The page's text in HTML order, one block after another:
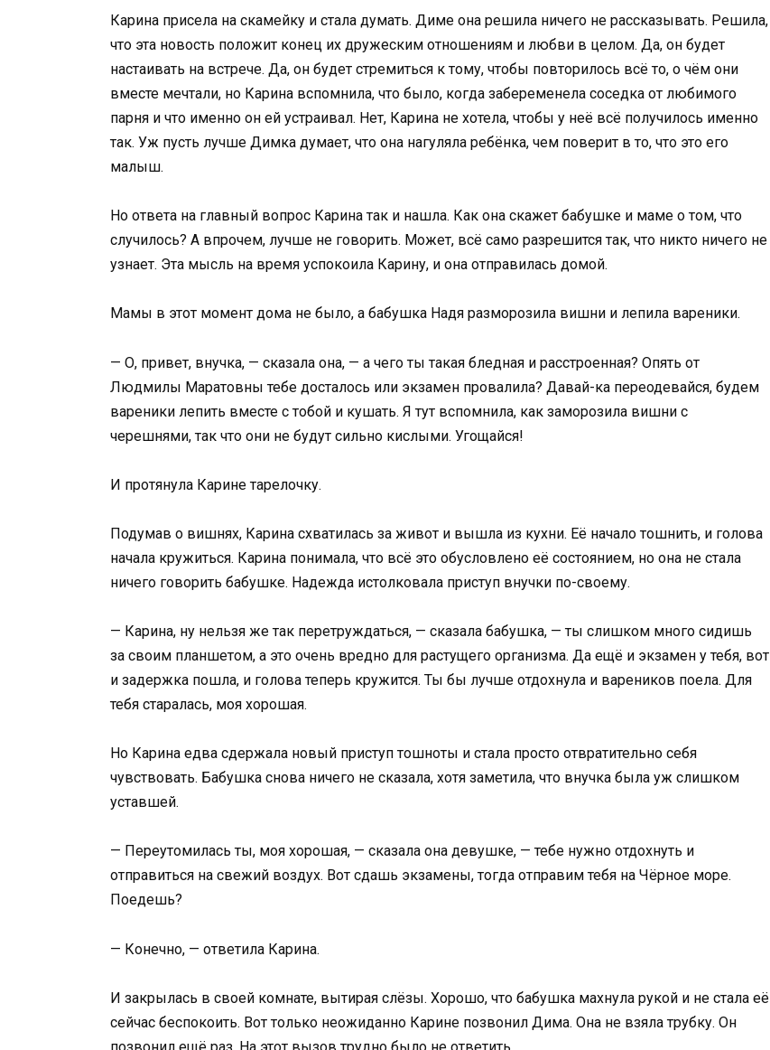
Карина присела на скамейку и стала думать. Диме она решила ничего не рассказывать. Решила,
что эта новость положит конец их дружеским отношениям и любви в целом. Да, он будет
настаивать на встрече. Да, он будет стремиться к тому, чтобы повторилось всё то, о чём они
вместе мечтали, но Карина вспомнила, что было, когда забеременела соседка от любимого
парня и что именно он ей устраивал. Нет, Карина не хотела, чтобы у неё всё получилось именно
так. Уж пусть лучше Димка думает, что она нагуляла ребёнка, чем поверит в то, что это его
малыш.
Но ответа на главный вопрос Карина так и нашла. Как она скажет бабушке и маме о том, что
случилось? А впрочем, лучше не говорить. Может, всё само разрешится так, что никто ничего не
узнает. Эта мысль на время успокоила Карину, и она отправилась домой.
Мамы в этот момент дома не было, а бабушка Надя разморозила вишни и лепила вареники.
— О, привет, внучка, — сказала она, — а чего ты такая бледная и расстроенная? Опять от
Людмилы Маратовны тебе досталось или экзамен провалила? Давай-ка переодевайся, будем
вареники лепить вместе с тобой и кушать. Я тут вспомнила, как заморозила вишни с
черешнями, так что они не будут сильно кислыми. Угощайся!
И протянула Карине тарелочку.
Подумав о вишнях, Карина схватилась за живот и вышла из кухни. Её начало тошнить, и голова
начала кружиться. Карина понимала, что всё это обусловлено её состоянием, но она не стала
ничего говорить бабушке. Надежда истолковала приступ внучки по-своему.
— Карина, ну нельзя же так перетруждаться, — сказала бабушка, — ты слишком много сидишь
за своим планшетом, а это очень вредно для растущего организма. Да ещё и экзамен у тебя, вот
и задержка пошла, и голова теперь кружится. Ты бы лучше отдохнула и вареников поела. Для
тебя старалась, моя хорошая.
Но Карина едва сдержала новый приступ тошноты и стала просто отвратительно себя
чувствовать. Бабушка снова ничего не сказала, хотя заметила, что внучка была уж слишком
уставшей.
— Переутомилась ты, моя хорошая, — сказала она девушке, — тебе нужно отдохнуть и
отправиться на свежий воздух. Вот сдашь экзамены, тогда отправим тебя на Чёрное море.
Поедешь?
— Конечно, — ответила Карина.
И закрылась в своей комнате, вытирая слёзы. Хорошо, что бабушка махнула рукой и не стала её
сейчас беспокоить. Вот только неожиданно Карине позвонил Дима. Она не взяла трубку. Он